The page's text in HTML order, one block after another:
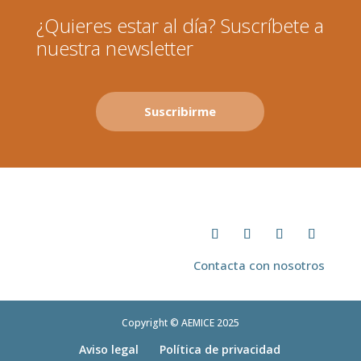
¿Quieres estar al día? Suscríbete a
nuestra newsletter
Suscribirme
Contacta con nosotros
Copyright © AEMICE 2025
Aviso legal Política de privacidad